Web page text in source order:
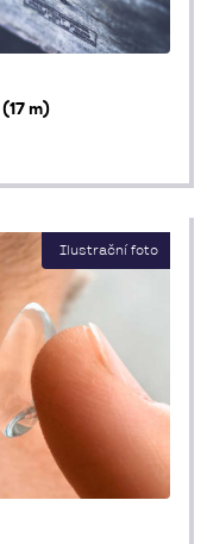
(17 m)